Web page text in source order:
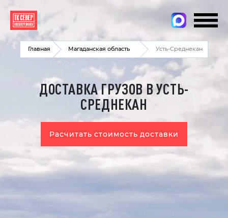
ДОСТАВКА ГРУЗОВ В УСТЬ-
СРЕДНЕКАН
Расчитать стоимость доставки
Главная Магаданская область Усть-Среднекан